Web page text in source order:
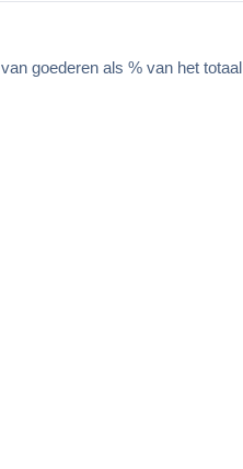
van goederen als % van het totaal